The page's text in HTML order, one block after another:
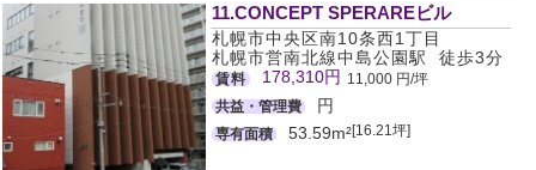
11.CONCEPT SPERAREビル
札幌市中央区南10条西1丁目
札幌市営南北線中島公園駅 徒歩3分
賃料 178,310円 11,000 円/坪
共益・管理費
円
専有面積 53.59m²[16.21坪]